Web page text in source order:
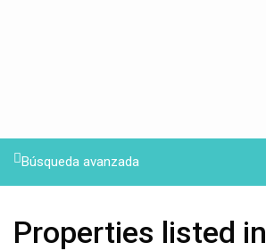
Búsqueda avanzada
Properties listed in